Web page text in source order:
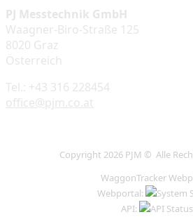
PJ Messtechnik GmbH
Waagner-Biro-Straße 125
8020 Graz
Österreich
Tel.: +43 316 228454
office@pjm.co.at
Copyright 2026 PJM © Alle
WaggonTracker
Webportal:
API: